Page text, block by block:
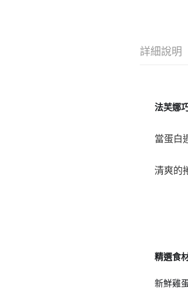
詳細說明
法芙娜
當蛋白
清爽的
精選食
新鮮雞